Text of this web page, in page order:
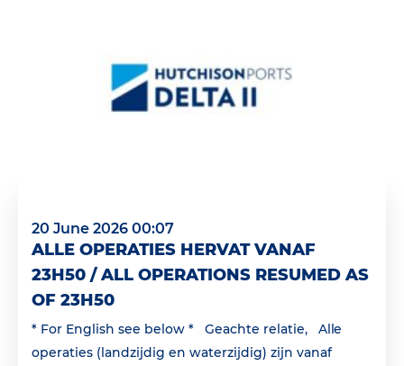
20 June 2026 00:07
ALLE OPERATIES HERVAT VANAF
23H50 / ALL OPERATIONS RESUMED AS
OF 23H50
* For English see below * Geachte relatie, Alle
operaties (landzijdig en waterzijdig) zijn vanaf